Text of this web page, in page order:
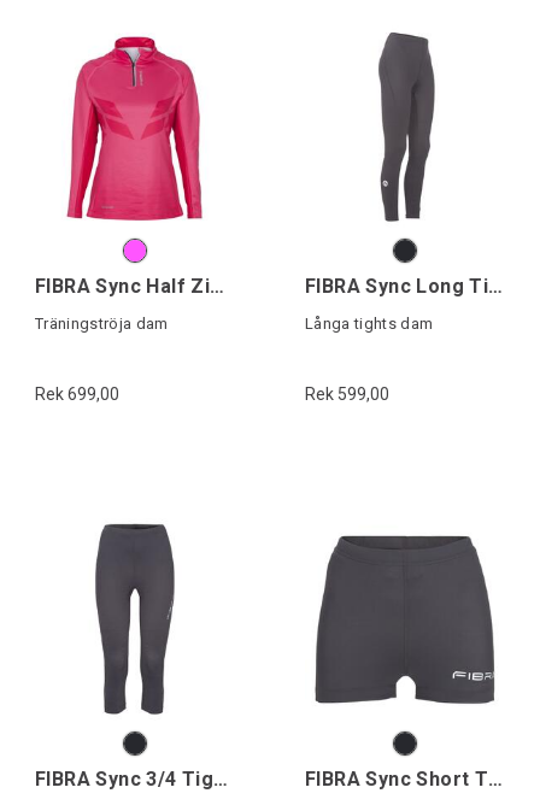
FIBRA Sync Half Zip W
Träningströja dam
Rek 699,00
FIBRA Sync Long Tights W
Långa tights dam
Rek 599,00
FIBRA Sync 3/4 Tights W FIBRA Sync Short Tights W